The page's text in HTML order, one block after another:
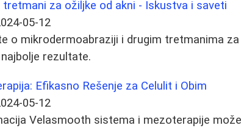
za ožiljke od akni - Iskustva i saveti
05-12
o mikrodermoabraziji i drugim tretmanima
rezultate.
Efikasno Rešenje za Celulit i Obim
05-12
Velasmooth sistema i mezoterapije